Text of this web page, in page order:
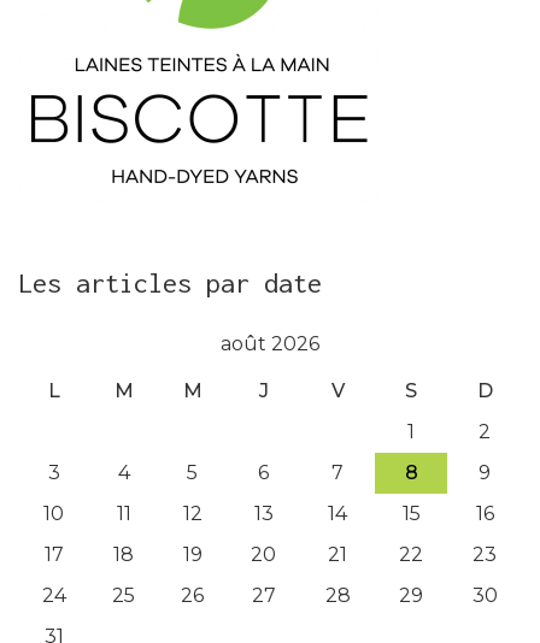
Les articles par date
août 2026
L M M J V S
D
1
2
3
4 5 6 7 8
9
10
11 12 13 14 15
16
17
18 19 20 21 22
23
24
25 26 27 28 29
30
31